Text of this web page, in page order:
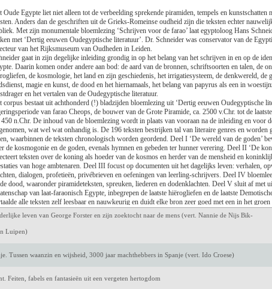
Arijs)
(vert. Peter Bergsma)
Bok)
Nederland. De strijd om een eigen verleden
stad. Markten en havens in de Lage Landen
leven van George Forster en zijn zoektocht naar de mens (vert. Nannie de Nijs Bik-
Luipen)
Tussen waanzin en wijsheid, 3000 jaar machthebbers in Spanje (vert. Ido Croese)
Feiten, fabels en fantasieën uit een vergeten hertogdom
Oude Egypte liet niet alleen tot de verbeelding sprekende piramiden, tempels en kunstschatten
Anders dan de geschriften uit de Grieks-Romeinse oudheid zijn die teksten echter
Met zijn monumentale bloemlezing ‘Schrijven voor de farao’ laat egyptoloog Hans
met ‘Dertig eeuwen Oudegyptische literatuur’. Dr. Schneider was conservator van de
van het Rijksmuseum van Oudheden in Leiden.
gaat in zijn degelijke inleiding grondig in op het belang van het schrijven in en op de
Daarin komen onder andere aan bod: de aard van de bronnen, schriftsoorten en talen, de
de kosmologie, het land en zijn geschiedenis, het irrigatiesysteem, de denkwereld, de
magie en kunst, de dood en het hiernamaals, het belang van papyrus als een in
en het vertalen van de Oudegyptische literatuur.
corpus bestaat uit achthonderd (!) bladzijden bloemlezing uit ‘Dertig eeuwen Oudegyptische
van farao Cheops, de bouwer van de Grote Piramide, ca. 2500 v.Chr. tot de
450 n.Chr. De inhoud van de bloemlezing wordt in plaats van vooraan na de inleiding en voor
wat wel wat onhandig is. De 196 teksten bestrijken tal van literaire genres en worden
waarbinnen de teksten chronologisch worden geordend. Deel I ‘De wereld van de goden’
de kosmogonie en de goden, evenals hymnen en gebeden ter hunner verering. Deel II ‘De
teksten over de koning als hoeder van de kosmos en herder van de mensheid en
van hoge ambtenaren. Deel III focust op documenten uit het dagelijks leven: verhalen,
dialogen, profetieën, privébrieven en oefeningen van leerling-schrijvers. Deel IV
dood, waaronder piramideteksten, spreuken, liederen en dodenklachten. Deel V sluit af met
van laat-faraonisch Egypte, inbegrepen de laatste hiërogliefen en de laatste
alle teksten zelf leesbaar en nauwkeurig en duidt elke bron zeer goed met een in het
verduidelijken die tekstduiding.
bloemlezing ontsluit op grote schaal de Oudegyptische cultuur in het Nederlands en verdiept
Ze laat zien dat de Oudegyptische cultuur zowel de Bijbelse als de Grieks-Latijnse
in de tekst en achteraan een chronologie en een overzicht van de goden van het
vervolledigen deze fraai met leeslint in hardback uitgegeven bloemlezing, die voor het
Oudegyptische literatuur toegankelijk maakt in het Nederlands.